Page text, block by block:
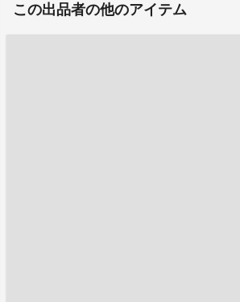
この出品者の他のアイテム